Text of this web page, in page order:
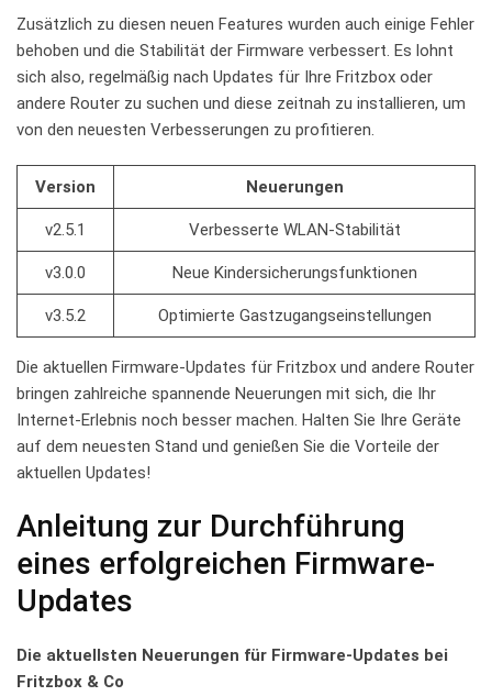
Zusätzlich zu ‍diesen neuen⁤ Features wurden auch einige Fehler
behoben‍ und die Stabilität​ der Firmware ⁣verbessert. ⁢Es⁢ lohnt⁣
sich also, regelmäßig​ nach Updates‍ für Ihre Fritzbox‌ oder
andere Router zu‍ suchen und⁢ diese zeitnah zu installieren, um
von den neuesten Verbesserungen zu profitieren.
Version Neuerungen
v2.5.1 Verbesserte WLAN-Stabilität
v3.0.0 Neue Kindersicherungsfunktionen
v3.5.2 Optimierte Gastzugangseinstellungen
Die aktuellen Firmware-Updates für Fritzbox⁣ und andere Router
bringen zahlreiche ‌spannende Neuerungen mit ⁣sich, die Ihr
⁣Internet-Erlebnis noch‌ besser ⁢machen. Halten⁤ Sie⁢ Ihre ​Geräte
auf dem​ neuesten Stand und ‍genießen Sie die Vorteile der
⁣aktuellen Updates!
Anleitung zur‍ Durchführung
eines erfolgreichen Firmware-
Updates
Die⁣ aktuellsten Neuerungen‍ für ‍Firmware-Updates bei
Fritzbox ​& Co